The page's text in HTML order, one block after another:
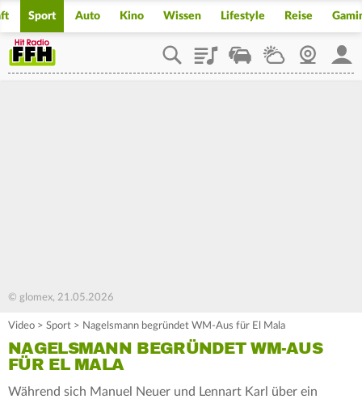
Sport Auto Kino Wissen Lifestyle Reise
PlaylistStaupilotWetterWebcam
© glomex, 21.05.2026
Video > Sport > Nagelsmann begründet WM-Aus für El Mala
NAGELSMANN BEGRÜNDET WM-AUS
FÜR EL MALA
Während sich Manuel Neuer und Lennart Karl über ein